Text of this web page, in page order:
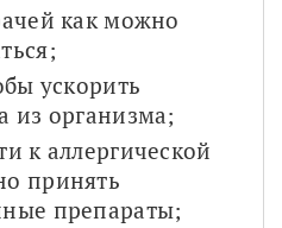
как можно
ускорить
из организма;
к аллергической
принять
препараты;